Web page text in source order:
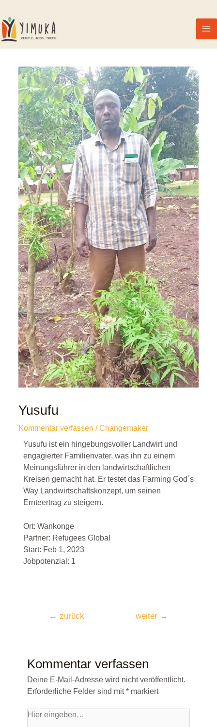
Yusufu
Kommentar verfassen /Changemaker
Yusufu ist ein hingebungsvoller Landwirt und
engagierter Familienvater, was ihn zu einem
Meinungsführer in den landwirtschaftlichen
Kreisen gemacht hat. Er testet das Farming God´s
Way Landwirtschaftskonzept, um seinen
Ernteertrag zu steigern.
Ort: Wankonge
Partner: Refugees Global
Start: Feb 1, 2023
Jobpotenzial: 1
← zurück weiter →
Kommentar verfassen
Deine E-Mail-Adresse wird nicht veröffentlicht.
Erforderliche Felder sind mit*markiert